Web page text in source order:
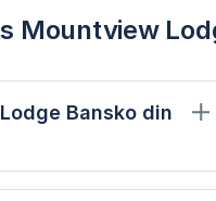
Bansko din